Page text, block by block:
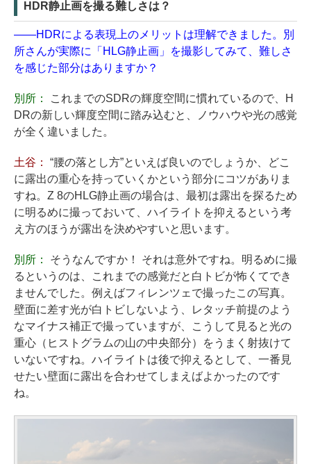
HDR静止画を撮る難しさは？
——HDRによる表現上のメリットは理解できました。別
所さんが実際に「HLG静止画」を撮影してみて、難しさ
を感じた部分はありますか？
別所：
これまでのSDRの輝度空間に慣れているので、H
DRの新しい輝度空間に踏み込むと、ノウハウや光の感覚
が全く違いました。
土谷： “腰の落とし方”といえば良いのでしょうか、どこ
に露出の重心を持っていくかという部分にコツがありま
すね。Z 8のHLG静止画の場合は、最初は露出を探るため
に明るめに撮っておいて、ハイライトを抑えるという考
え方のほうが露出を決めやすいと思います。
別所： そうなんですか！ それは意外ですね。明るめに撮
るというのは、これまでの感覚だと白トビが怖くてでき
ませんでした。例えばフィレンツェで撮ったこの写真。
壁面に差す光が白トビしないよう、レタッチ前提のよう
なマイナス補正で撮っていますが、こうして見ると光の
重心（ヒストグラムの山の中央部分）をうまく射抜けて
いないですね。ハイライトは後で抑えるとして、一番見
せたい壁面に露出を合わせてしまえばよかったのです
ね。